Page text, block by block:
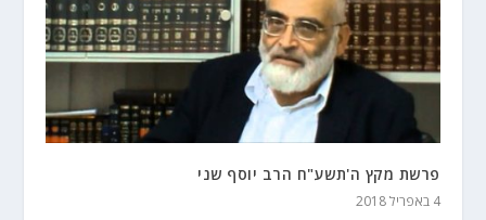
פרשת מקץ ה'תשע"ח הרב יוסף שני
4 באפריל 2018